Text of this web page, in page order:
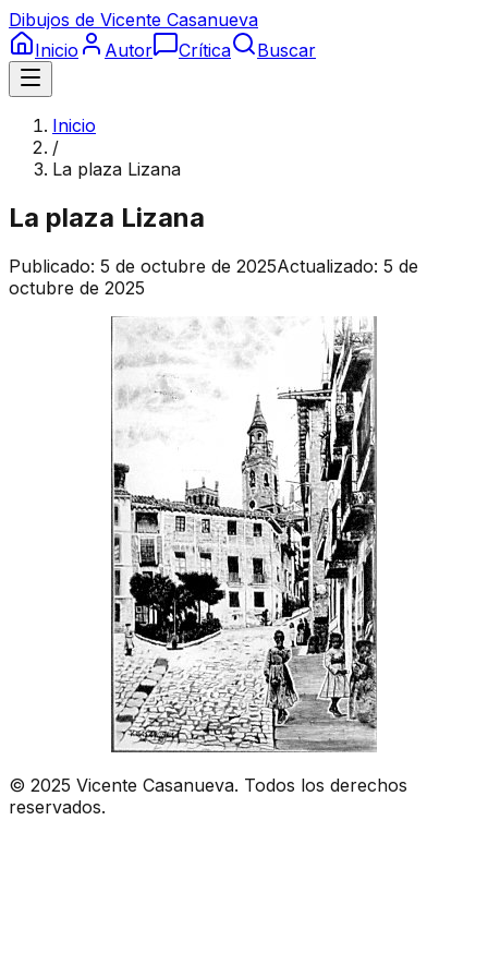
Dibujos de Vicente Casanueva
Inicio
Autor Crítica Buscar
Inicio
/
La plaza Lizana
La plaza Lizana
Publicado: 5 de octubre de 2025Actualizado: 5 de
octubre de 2025
© 2025 Vicente Casanueva. Todos los derechos
reservados.